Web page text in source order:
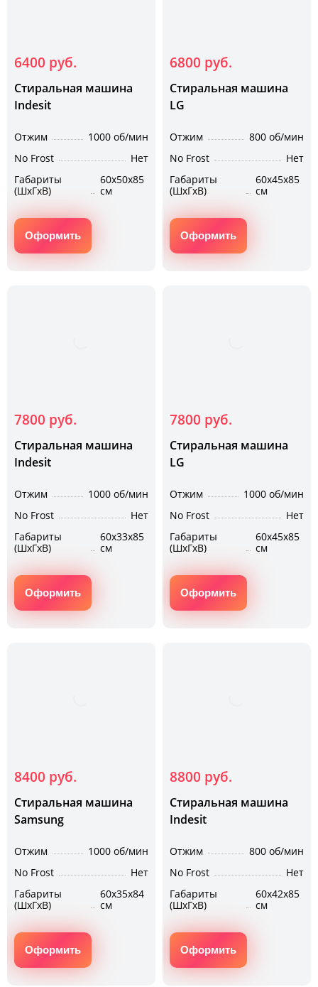
6400 руб.
Стиральная машина
Indesit
Отжим
1000 об/мин
No Frost
Нет
Габариты
(ШхГхВ)
60х50х85
см
Оформить
6800 руб.
Стиральная машина
LG
Отжим
800 об/мин
No Frost
Нет
Габариты
(ШхГхВ)
60х45х85
см
Оформить
7800 руб.
Стиральная машина
Indesit
Отжим
1000 об/мин
No Frost
Нет
Габариты
(ШхГхВ)
60х33х85
см
Оформить
7800 руб.
Стиральная машина
LG
Отжим
1000 об/мин
No Frost
Нет
Габариты
(ШхГхВ)
60х45х85
см
Оформить
8400 руб.
Стиральная машина
Samsung
Отжим
1000 об/мин
No Frost
Нет
Габариты
(ШхГхВ)
60х35х84
см
Оформить
8800 руб.
Стиральная машина
Indesit
Отжим
800 об/мин
No Frost
Нет
Габариты
(ШхГхВ)
60х42х85
см
Оформить